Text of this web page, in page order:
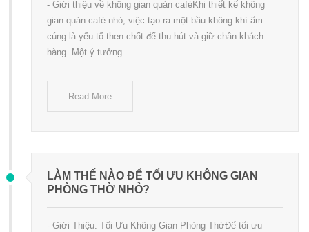
- Giới thiệu về không gian quán caféKhi thiết kế không
gian quán café nhỏ, việc tạo ra một bầu không khí ấm
cúng là yếu tố then chốt để thu hút và giữ chân khách
hàng. Một ý tưởng
Read More
LÀM THẾ NÀO ĐỂ TỐI ƯU KHÔNG GIAN
PHÒNG THỜ NHỎ?
- Giới Thiệu: Tối Ưu Không Gian Phòng ThờĐể tối ưu